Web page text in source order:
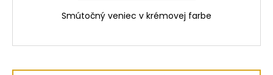
Smútočný veniec v krémovej farbe